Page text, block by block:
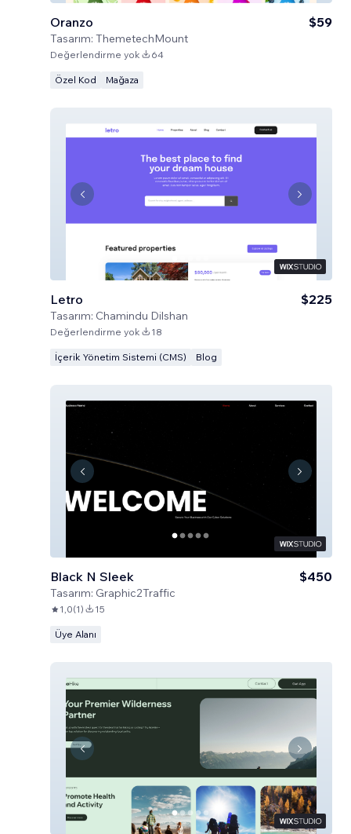
Oranzo
Tasarım: ThemetechMount
$59
Değerlendirme yok 64
Özel Kod Mağaza
Letro
Tasarım: Chamindu Dilshan
$225
Değerlendirme yok 18
İçerik Yönetim Sistemi (CMS) Blog
Black N Sleek
Tasarım: Graphic2Traffic
$450
1,0(1) 15
Üye Alanı